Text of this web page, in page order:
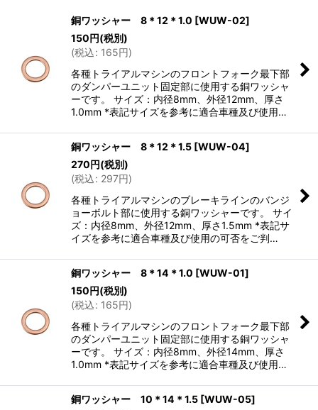
絞り込む
銅ワッシャー 8＊12＊1.0 [WUW-02]
150円(税別)
(税込: 165円)
各種トライアルマシンのフロントフォーク最下部
のダンパーユニット固定部に使用する銅ワッシャ
ーです。 サイズ：内径8mm、外径12mm、厚さ
1.0mm *表記サイズを参考に適合車種及び使用…
銅ワッシャー 8＊12＊1.5 [WUW-04]
270円(税別)
(税込: 297円)
各種トライアルマシンのブレーキラインのバンジ
ョーボルト部に使用する銅ワッシャーです。 サイ
ズ：内径8mm、外径12mm、厚さ1.5mm *表記サ
イズを参考に適合車種及び使用の可否をご判…
銅ワッシャー 8＊14＊1.0 [WUW-01]
150円(税別)
(税込: 165円)
各種トライアルマシンのフロントフォーク最下部
のダンパーユニット固定部に使用する銅ワッシャ
ーです。 サイズ：内径8mm、外径14mm、厚さ
1.0mm *表記サイズを参考に適合車種及び使用…
銅ワッシャー 10＊14＊1.5 [WUW-05]